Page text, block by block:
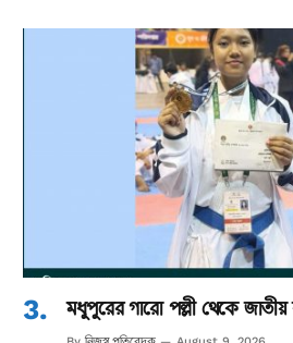
মধুপুরের গারো পল্লী থেকে জাতীয়